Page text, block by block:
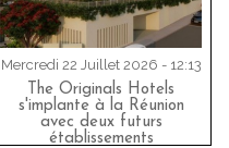
Mercredi 22 Juillet 2026 - 12:13
The Originals Hotels
s'implante à la Réunion
avec deux futurs
établissements